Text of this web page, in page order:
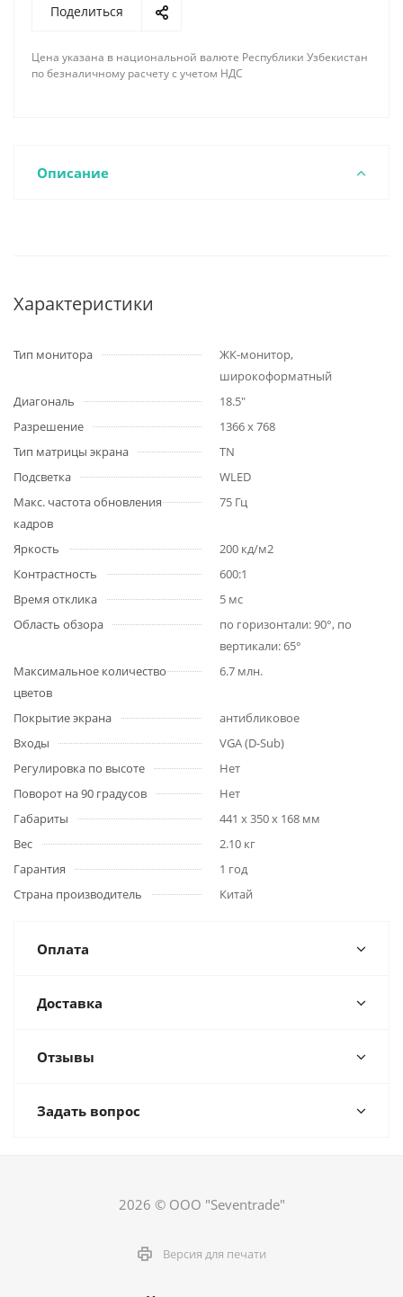
Поделиться
Цена указана в национальной валюте Республики Узбекистан
по безналичному расчету с учетом НДС
Описание
Характеристики
Тип монитора
ЖК-монитор,
широкоформатный
Диагональ
18.5"
Разрешение
1366 x 768
Тип матрицы экрана
TN
Подсветка
WLED
Макс. частота обновления
кадров
75 Гц
Яркость
200 кд/м2
Контрастность
600:1
Время отклика
5 мс
Область обзора
по горизонтали: 90°, по
вертикали: 65°
Максимальное количество
цветов
6.7 млн.
Покрытие экрана
антибликовое
Входы
VGA (D-Sub)
Регулировка по высоте
Нет
Поворот на 90 градусов
Нет
Габариты
441 x 350 x 168 мм
Вес
2.10 кг
Гарантия
1 год
Страна производитель
Китай
Оплата
Доставка
Отзывы
Задать вопрос
2026 © ООО "Seventrade"
Версия для печати